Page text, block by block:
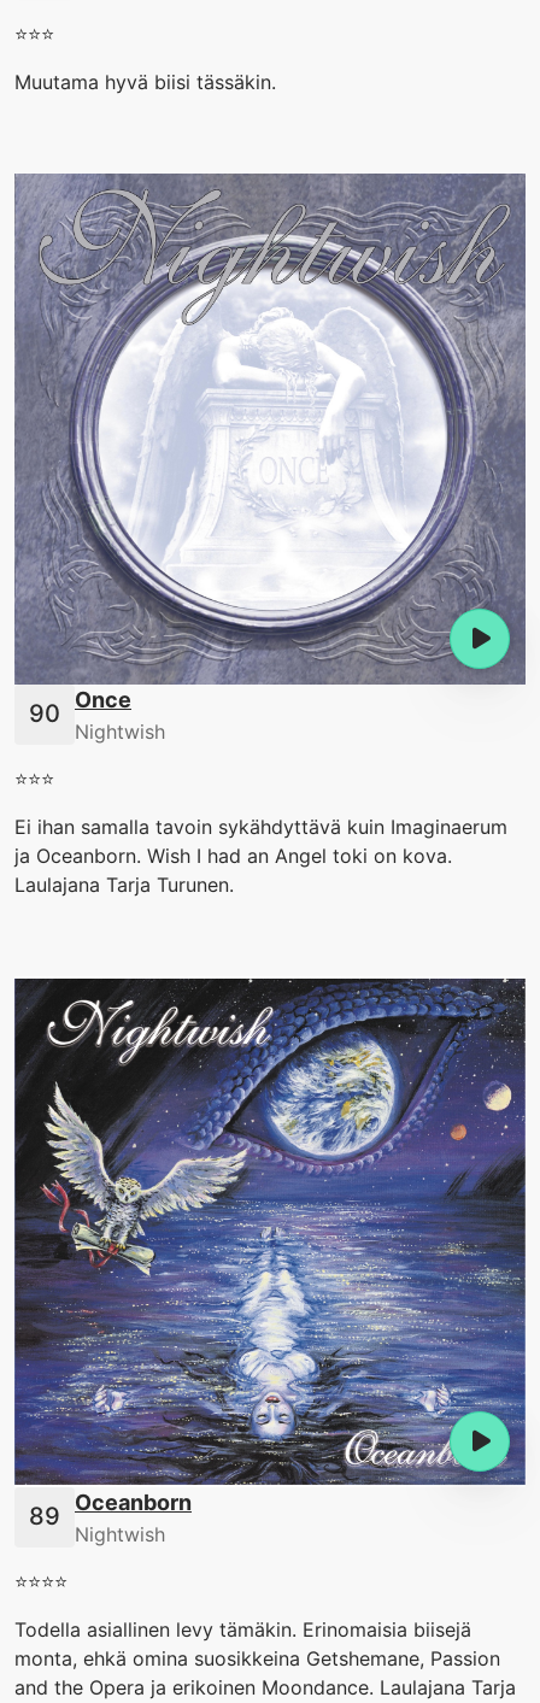
⭐️⭐️⭐️
Muutama hyvä biisi tässäkin.
Once
Nightwish
⭐️⭐️⭐️
Ei ihan samalla tavoin sykähdyttävä kuin Imaginaerum
ja Oceanborn. Wish I had an Angel toki on kova.
Laulajana Tarja Turunen.
Oceanborn
Nightwish
⭐️⭐️⭐️⭐️
Todella asiallinen levy tämäkin. Erinomaisia biisejä
monta, ehkä omina suosikkeina Getshemane, Passion
and the Opera ja erikoinen Moondance. Laulajana Tarja